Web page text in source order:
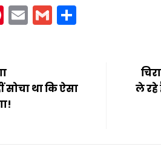
Pinterest
EmailGmail
सोचा था कि ऐसा
ले रहे